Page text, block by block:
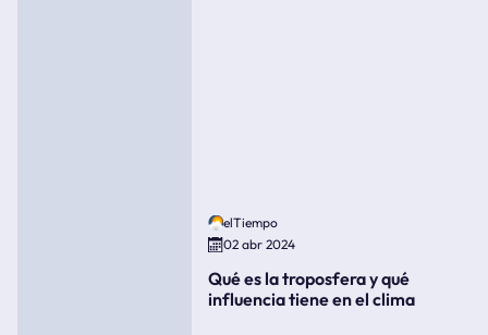
elTiempo
02 abr 2024
Qué es la troposfera y qué
influencia tiene en el clima